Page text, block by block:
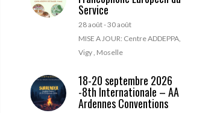
Service
28 août-30 août
MISE A JOUR: Centre ADDEPPA,
Vigy , Moselle
18-20 septembre 2026
-8th Internationale – AA
Ardennes Conventions